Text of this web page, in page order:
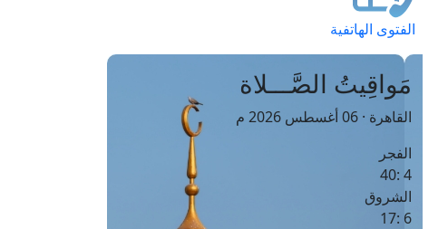
الفتوى الهاتفية
مَواقِيتُ الصَّـــلاة
القاهرة · 06 أغسطس 2026 م
الفجر
4 :40
الشروق
6 :17